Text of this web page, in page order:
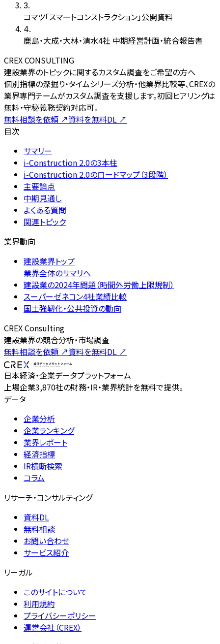
3.
コマツ「スマートコンストラクション」公開資料
4.
鹿島・大成・大林・清水4社 中期経営計画・統合報告書
CREX CONSULTING
建設業界のトピックに関するカスタム調査をご希望の方へ
個別指標の深掘り・タイムシリーズ分析・他業界比較等、CREXの
業界専門チームがカスタム調査を支援します。初回ヒアリングは
無料・守秘義務契約対応可。
無料相談を依頼 ↗資料を無料DL ↗
目次
サマリー
i-Construction 2.0の3本柱
i-Construction 2.0のロードマップ（3段階）
主要論点
中期見通し
よくある質問
関連トピック
業界動向
建設業界トップ
業界全体のサマリへ
建設業の2024年問題（時間外労働上限規制）
スーパーゼネコン4社業績比較
国土強靭化・公共投資の動向
CREX Consulting
建設業界の競合分析・市場調査
無料相談を依頼 ↗資料を無料DL ↗
日本経済・企業データプラットフォーム
上場企業3,870社の財務・IR・業界統計を無料で提供。
データ
企業分析
企業ランキング
業界レポート
経済指標
IR横断検索
コラム
リサーチ・コンサルティング
資料DL
無料相談
お問い合わせ
サービス紹介
リーガル
このサイトについて
利用規約
プライバシーポリシー
運営会社（CREX）